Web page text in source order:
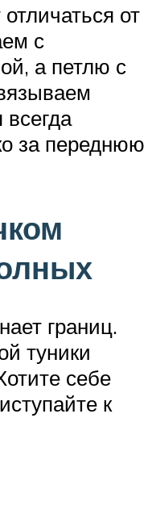
от
с
а петлю с
за переднюю
границ.
туники
себе
к